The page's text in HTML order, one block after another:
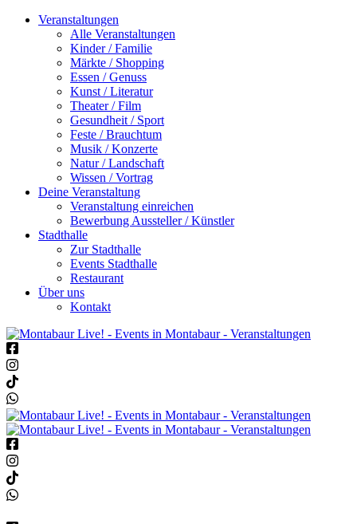
Veranstaltungen
Alle Veranstaltungen
Kinder / Familie
Märkte / Shopping
Essen / Genuss
Kunst / Literatur
Theater / Film
Gesundheit / Sport
Feste / Brauchtum
Musik / Konzerte
Natur / Landschaft
Wissen / Vortrag
Deine Veranstaltung
Veranstaltung einreichen
Bewerbung Aussteller / Künstler
Stadthalle
Zur Stadthalle
Events Stadthalle
Restaurant
Über uns
Kontakt